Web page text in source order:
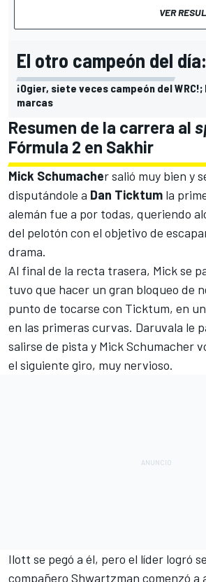
VER
El otro campeón del día:
¡Ogier, siete veces campeón del
marcas
Resumen de la carrera al
Fórmula 2 en Sakhir
Mick Schumacher salió muy bien y
disputándole a Dan Ticktum la
alemán fue a por todas, queriendo
del pelotón con el objetivo de
drama.
Al final de la recta trasera, Mick se
tuvo que hacer un gran bloqueo de
punto de tocarse con Ticktum, en
en las primeras curvas. Daruvala le
salirse de pista y Mick Schumacher
el siguiente giro, muy nervioso.
Ilott se pegó a él, pero el líder logró
compañero Shwartzman comenzó a